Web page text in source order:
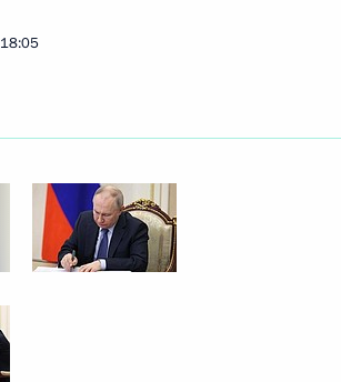
18:05